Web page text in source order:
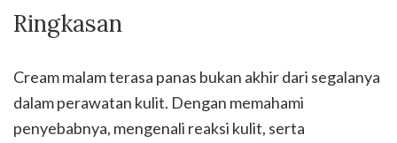
Ringkasan
Cream malam terasa panas bukan akhir dari segalanya
dalam perawatan kulit. Dengan memahami
penyebabnya, mengenali reaksi kulit, serta